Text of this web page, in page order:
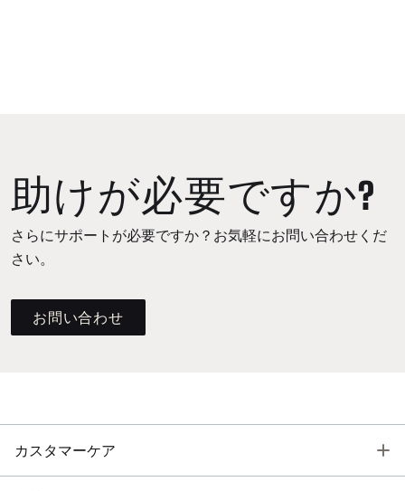
助けが必要ですか?
さらにサポートが必要ですか？お気軽にお問い合わせくだ
さい。
お問い合わせ
カスタマーケア